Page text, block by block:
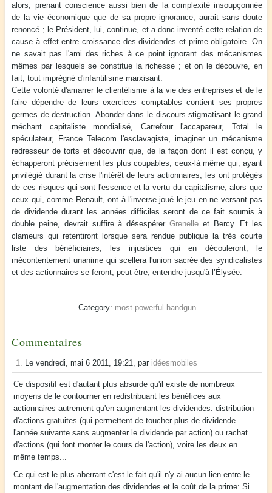
alors, prenant conscience aussi bien de la complexité insoupçonnée
de la vie économique que de sa propre ignorance, aurait sans doute
renoncé ; le Président, lui, continue, et a donc inventé cette relation de
cause à effet entre croissance des dividendes et prime obligatoire. On
ne savait pas l'ami des riches à ce point ignorant des mécanismes
mêmes par lesquels se constitue la richesse ; et on le découvre, en
fait, tout imprégné d'infantilisme marxisant.
Cette volonté d'amarrer le clientélisme à la vie des entreprises et de le
faire dépendre de leurs exercices comptables contient ses propres
germes de destruction. Abonder dans le discours stigmatisant le grand
méchant capitaliste mondialisé, Carrefour l'accapareur, Total le
spéculateur, France Telecom l'esclavagiste, imaginer un mécanisme
redresseur de torts et découvrir que, de la façon dont il est conçu, y
échapperont précisément les plus coupables, ceux-là même qui, ayant
privilégié durant la crise l'intérêt de leurs actionnaires, les ont protégés
de ces risques qui sont l'essence et la vertu du capitalisme, alors que
ceux qui, comme Renault, ont à l'inverse joué le jeu en ne versant pas
de dividende durant les années difficiles seront de ce fait soumis à
double peine, devrait suffire à désespérer Grenelle et Bercy. Et les
clameurs qui retentiront lorsque sera rendue publique la très courte
liste des bénéficiaires, les injustices qui en découleront, le
mécontentement unanime qui scellera l'union sacrée des syndicalistes
et des actionnaires se feront, peut-être, entendre jusqu'à l’Élysée.
most powerful handgun
Commentaires
1. Le vendredi, mai 6 2011, 19:21, par idéesmobiles
Ce dispositif est d'autant plus absurde qu'il existe de nombreux
moyens de le contourner en redistribuant les bénéfices aux
actionnaires autrement qu'en augmentant les dividendes: distribution
d'actions gratuites (qui permettent de toucher plus de dividende
l'année suivante sans augmenter le dividende par action) ou rachat
d'actions (qui font monter le cours de l'action), voire les deux en
même temps...
Ce qui est le plus aberrant c'est le fait qu'il n'y ai aucun lien entre le
montant de l'augmentation des dividendes et le coût de la prime: Si